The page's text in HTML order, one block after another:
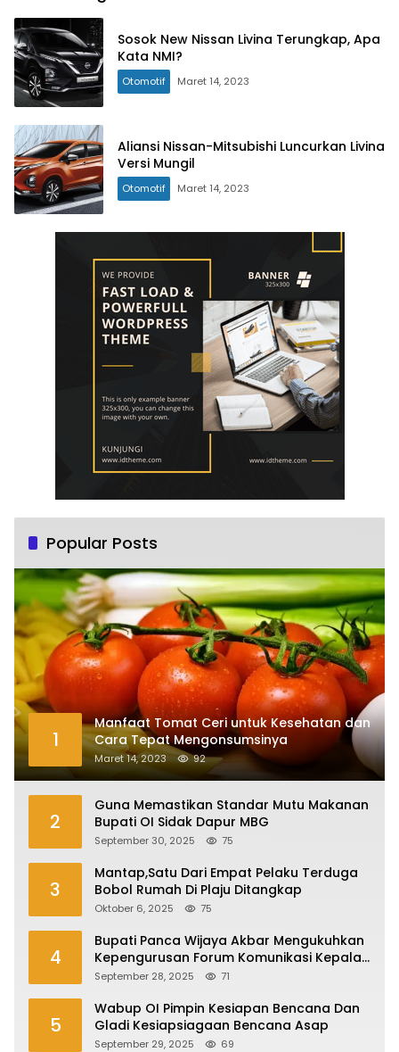
Sosok New Nissan Livina Terungkap, Apa
Kata NMI?
Otomotif Maret 14, 2023
Aliansi Nissan-Mitsubishi Luncurkan Livina
Versi Mungil
Otomotif Maret 14, 2023
Popular Posts
1
Manfaat Tomat Ceri untuk Kesehatan dan
Cara Tepat Mengonsumsinya
Maret 14, 2023 92
2
Guna Memastikan Standar Mutu Makanan
Bupati OI Sidak Dapur MBG
September 30, 2025 75
3
Mantap,Satu Dari Empat Pelaku Terduga
Bobol Rumah Di Plaju Ditangkap
Oktober 6, 2025 75
4
Bupati Panca Wijaya Akbar Mengukuhkan
Kepengurusan Forum Komunikasi Kepala
Desa Kabupaten Ogan Ilir Periode 2025-
September 28, 2025 71
5
Wabup OI Pimpin Kesiapan Bencana Dan
Gladi Kesiapsiagaan Bencana Asap
September 29, 2025 69